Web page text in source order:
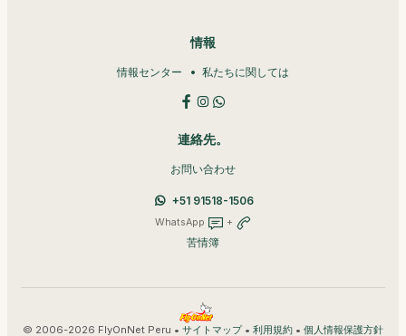
情報
情報センター 私たちに関しては
連絡先。
お問い合わせ
+51 91518-1506
WhatsApp +
苦情簿
© 2006-2026 FlyOnNet Peru • サイトマップ• 利用規約 • 個人情報保護方針